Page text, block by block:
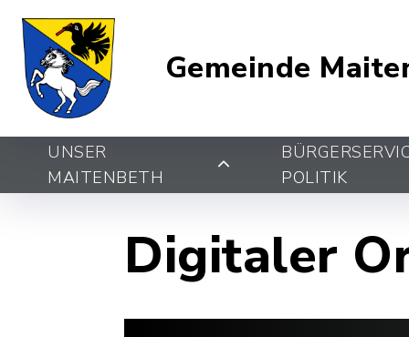
Gemeinde
UNSER
MAITENBETH
POLITIK
Digitaler